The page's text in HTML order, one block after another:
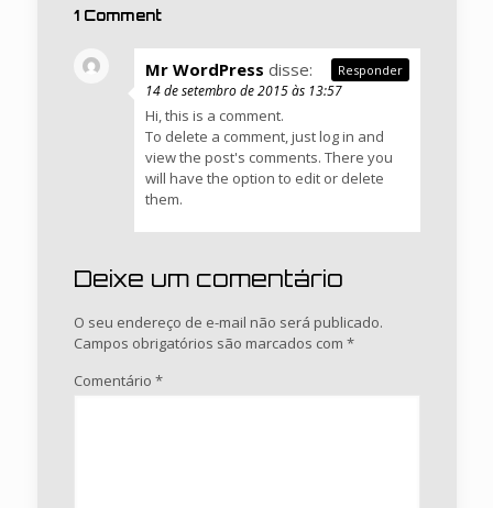
1 Comment
Mr WordPress disse:
14 de setembro de 2015 às 13:57
Hi, this is a comment.
To delete a comment, just log in and
view the post's comments. There you
will have the option to edit or delete
them.
Responder
Deixe um comentário
O seu endereço de e-mail não será publicado.
Campos obrigatórios são marcados com *
Comentário *